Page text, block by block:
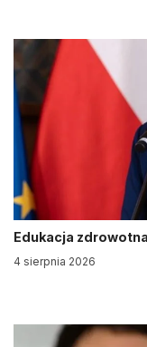
Edukacja
4 sierpnia 2026